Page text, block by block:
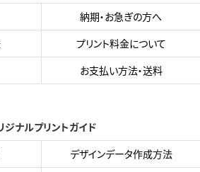
納期・お急ぎの方へ
プリント料金について
お支払い方法・送料
ジナルプリントガイド
デザインデータ作成方法